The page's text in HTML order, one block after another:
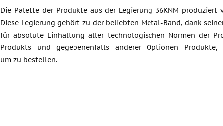
Die Palette der Produkte aus der Legierung 36KNM produziert
Diese Legierung gehört zu der beliebten Metal-Band, dank
für absolute Einhaltung aller technologischen Normen der
Produkts und gegebenenfalls anderer Optionen
um zu bestellen.